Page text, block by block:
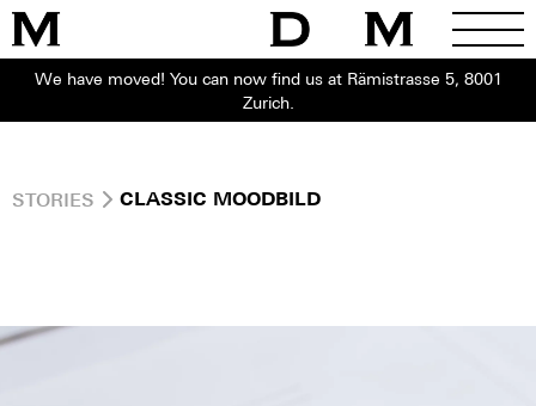
We have moved! You can now find us at Rämistrasse 5, 8001
Zurich.
STORIES CLASSIC MOODBILD